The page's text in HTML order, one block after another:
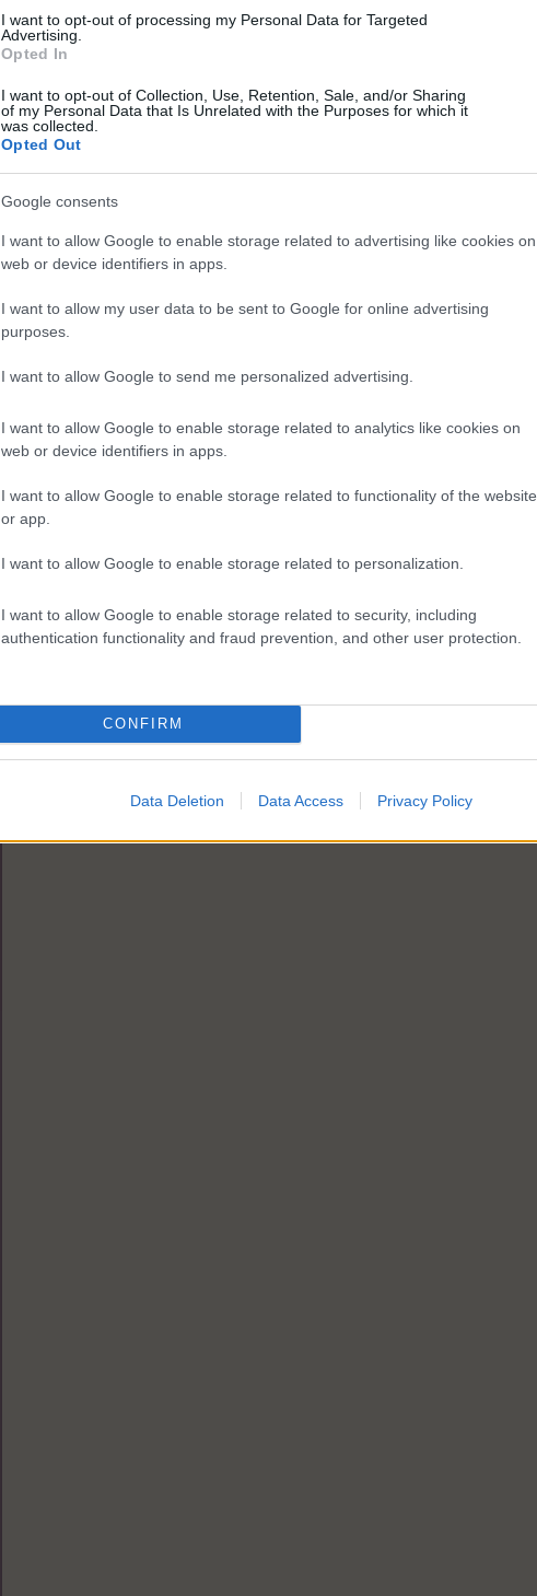
I want to opt-out of processing my Personal Data for Targeted
Advertising.
Opted In
I want to opt-out of Collection, Use, Retention, Sale, and/or Sharing
of my Personal Data that Is Unrelated with the Purposes for which it
was collected.
Opted Out
Google consents
I want to allow Google to enable storage related to advertising like cookies on
web or device identifiers in apps.
I want to allow my user data to be sent to Google for online advertising
purposes.
I want to allow Google to send me personalized advertising.
I want to allow Google to enable storage related to analytics like cookies on
web or device identifiers in apps.
I want to allow Google to enable storage related to functionality of the website
or app.
I want to allow Google to enable storage related to personalization.
I want to allow Google to enable storage related to security, including
authentication functionality and fraud prevention, and other user protection.
CONFIRM
Data Deletion Data Access Privacy Policy